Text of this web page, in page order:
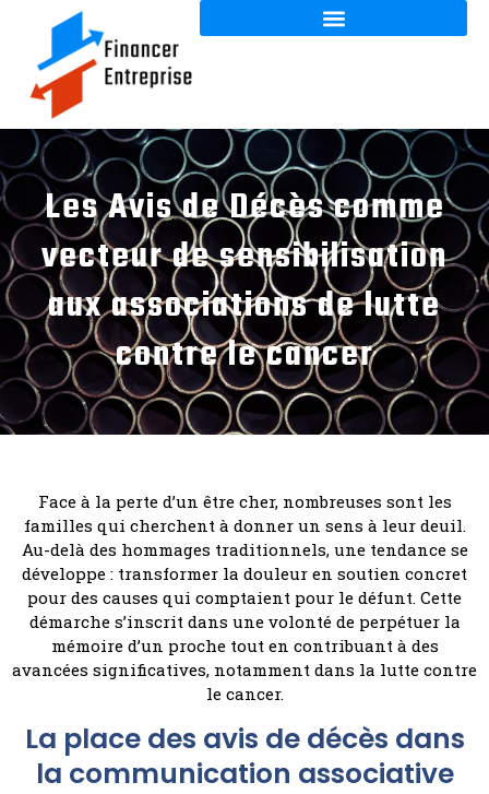
Les Avis de Décès comme
vecteur de sensibilisation
aux associations de lutte
contre le cancer
Face à la perte d’un être cher, nombreuses sont les
familles qui cherchent à donner un sens à leur deuil.
Au-delà des hommages traditionnels, une tendance se
développe : transformer la douleur en soutien concret
pour des causes qui comptaient pour le défunt. Cette
démarche s’inscrit dans une volonté de perpétuer la
mémoire d’un proche tout en contribuant à des
avancées significatives, notamment dans la lutte contre
le cancer.
La place des avis de décès dans
la communication associative